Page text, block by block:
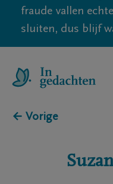
fraude vallen
sluiten, dus blijf
← Vorige